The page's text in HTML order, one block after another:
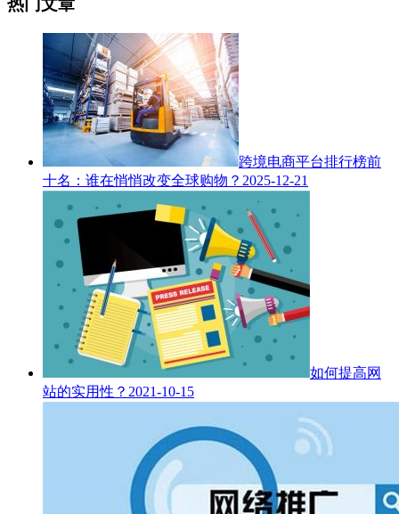
热门文章
跨境电商平台排行榜前
十名：谁在悄悄改变全球购物？ 2025-12-21
如何提高网
站的实用性？ 2021-10-15